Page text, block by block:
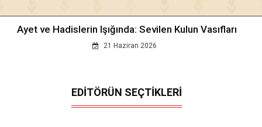
Ayet ve Hadislerin Işığında: Sevilen Kulun Vasıfları
21 Haziran 2026
EDİTÖRÜN SEÇTİKLERİ